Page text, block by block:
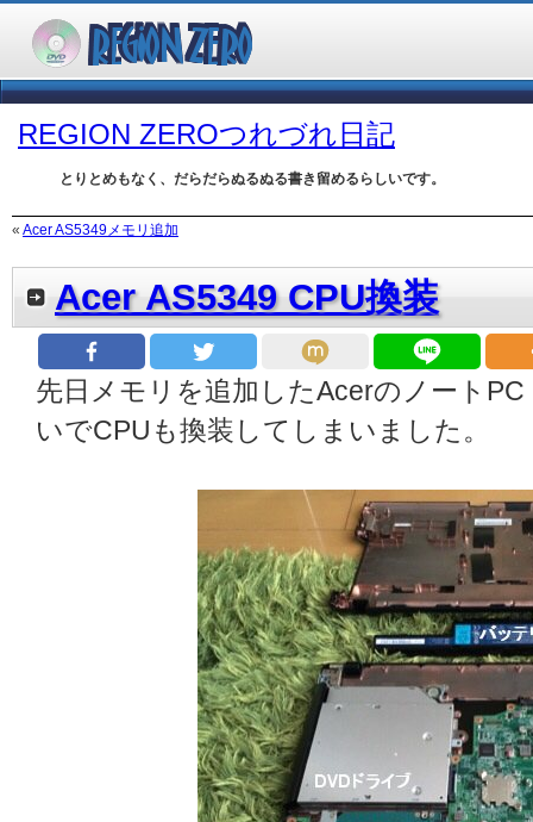
REGION ZEROつれづれ日記
とりとめもなく、だらだらぬるぬる書き留めるらしいです。
« Acer AS5349メモリ追加
Acer AS5349 CPU換装
先日メモリを追加したAcerのノート
いでCPUも換装してしまいました。